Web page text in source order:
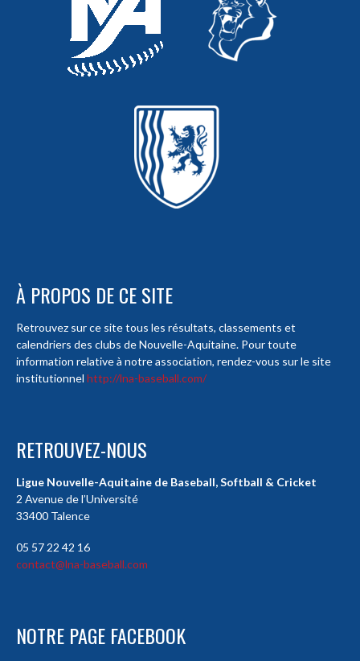
À PROPOS DE CE SITE
Retrouvez sur ce site tous les résultats, classements et
calendriers des clubs de Nouvelle-Aquitaine. Pour toute
information relative à notre association, rendez-vous sur le site
institutionnel http://lna-baseball.com/
RETROUVEZ-NOUS
Ligue Nouvelle-Aquitaine de Baseball, Softball & Cricket
2 Avenue de l’Université
33400 Talence
05 57 22 42 16
contact@lna-baseball.com
NOTRE PAGE FACEBOOK